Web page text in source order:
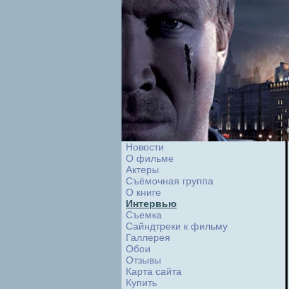
Новости
О фильме
Актеры
Съёмочная группа
О книге
Интервью
Cъемка
Сайндтреки к фильму
Галлерея
Обои
Отзывы
Карта сайта
Купить